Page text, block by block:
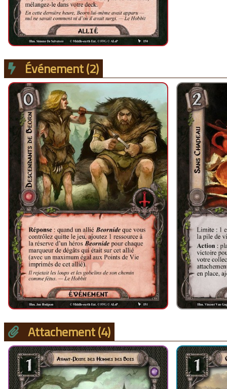
Événement(2)
Attachement(4)